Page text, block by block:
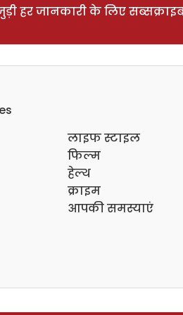
हर जानकारी के लिए
लाइफ स्टाइल
फिल्म
हेल्थ
क्राइम
आपकी समस्याएं